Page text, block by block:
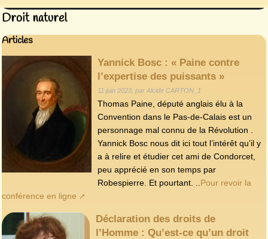
Droit naturel
Articles
Yannick Bosc : « Paine contre
l’expertise des puissants »
11 juin 2023, par Alcide CARTON_1
Thomas Paine, député anglais élu à la
Convention dans le Pas-de-Calais est un
personnage mal connu de la Révolution .
Yannick Bosc nous dit ici tout l’intérêt qu’il y
a à relire et étudier cet ami de Condorcet,
peu apprécié en son temps par
Robespierre. Et pourtant. .. Pour revoir la
conférence en ligne
Déclaration des droits de
l’Homme : Qu’est-ce qu’un droit